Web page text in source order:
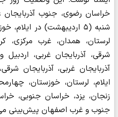
خراسان رضوی، جنوب آذربایجان
شنبه (۵ اردیبهشت) در
لرستان، همدان، غرب مرکزی،
آذربایجان غربی، آذربایجان
ایلام، لرستان، خوزستان،
زنجان، یزد، خراسان جنوبی،
جنوب و غرب اصفهان پیش‌بینی